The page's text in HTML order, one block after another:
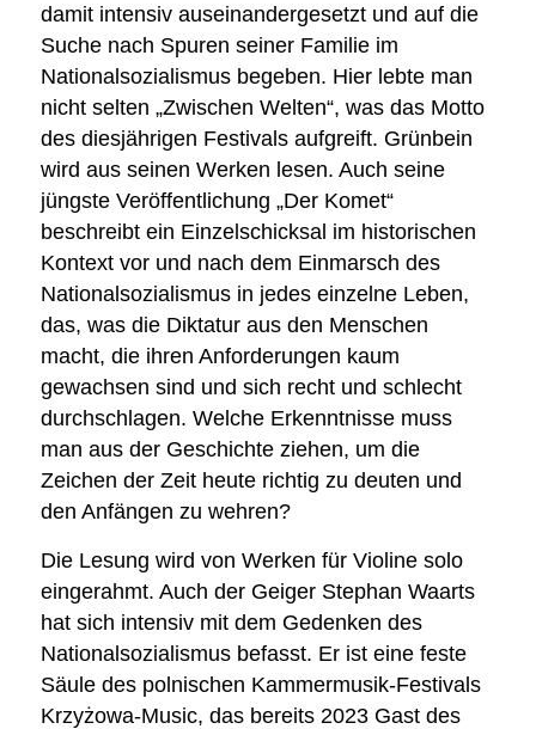
damit intensiv auseinandergesetzt und auf die
Suche nach Spuren seiner Familie im
Nationalsozialismus begeben. Hier lebte man
nicht selten „Zwischen Welten“, was das Motto
des diesjährigen Festivals aufgreift. Grünbein
wird aus seinen Werken lesen. Auch seine
jüngste Veröffentlichung „Der Komet“
beschreibt ein Einzelschicksal im historischen
Kontext vor und nach dem Einmarsch des
Nationalsozialismus in jedes einzelne Leben,
das, was die Diktatur aus den Menschen
macht, die ihren Anforderungen kaum
gewachsen sind und sich recht und schlecht
durchschlagen. Welche Erkenntnisse muss
man aus der Geschichte ziehen, um die
Zeichen der Zeit heute richtig zu deuten und
den Anfängen zu wehren?
Die Lesung wird von Werken für Violine solo
eingerahmt. Auch der Geiger Stephan Waarts
hat sich intensiv mit dem Gedenken des
Nationalsozialismus befasst. Er ist eine feste
Säule des polnischen Kammermusik-Festivals
Krzyżowa-Music, das bereits 2023 Gast des